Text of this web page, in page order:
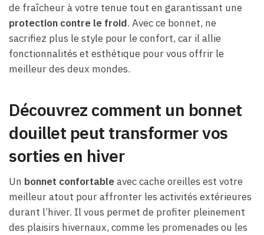
de fraîcheur à votre tenue tout en garantissant une
protection contre le froid. Avec ce bonnet, ne
sacrifiez plus le style pour le confort, car il allie
fonctionnalités et esthétique pour vous offrir le
meilleur des deux mondes.
Découvrez comment un bonnet
douillet peut transformer vos
sorties en hiver
Un bonnet confortableavec cache oreilles est votre
meilleur atout pour affronter les activités extérieures
durant l’hiver. Il vous permet de profiter pleinement
des plaisirs hivernaux, comme les promenades ou les